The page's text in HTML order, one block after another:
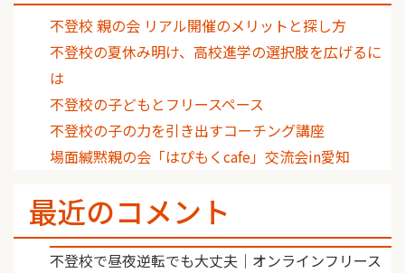
不登校 親の会 リアル開催のメリットと探し方
不登校の夏休み明け、高校進学の選択肢を広げるに
は
不登校の子どもとフリースペース
不登校の子の力を引き出すコーチング講座
場面緘黙親の会「はぴもくcafe」交流会in愛知
最近のコメント
不登校で昼夜逆転でも大丈夫｜オンラインフリース